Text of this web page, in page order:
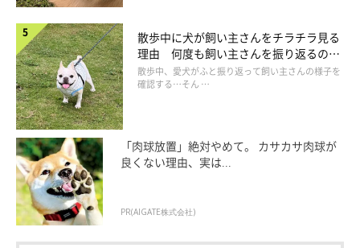
最低でも2時間ごとに休憩をとり、給水・排泄・健康チ
ェックを
どんなに用心していたとしても、酷暑で狭い空間に閉じこめられ
ている状態は犬の体の負担に。最低でも２時間ごとにサービスエ
リアなど、犬を車外に出せる場所で休憩をとって。
散歩中に犬が飼い主さんをチラチラ見る
理由 何度も飼い主さんを振り返るのは
なぜ？
散歩中、愛犬がふと振り返って飼い主さんの様子を
確認する…そん …
「肉球放置」絶対やめて。 カサカサ肉球が
良くない理由、実は...
PR(AIGATE株式会社)